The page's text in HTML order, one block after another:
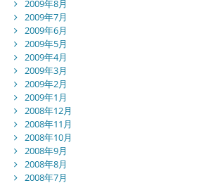
2009年8月
2009年7月
2009年6月
2009年5月
2009年4月
2009年3月
2009年2月
2009年1月
2008年12月
2008年11月
2008年10月
2008年9月
2008年8月
2008年7月